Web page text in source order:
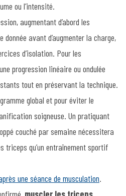
ou l’intensité.
augmentant d’abord les
avant d’augmenter la charge,
d’isolation. Pour les
progression linéaire ou ondulée
tout en préservant la technique.
global et pour éviter le
soigneuse. Un pratiquant
couché par semaine nécessitera
triceps qu’un entraînement sportif
une séance de musculation.